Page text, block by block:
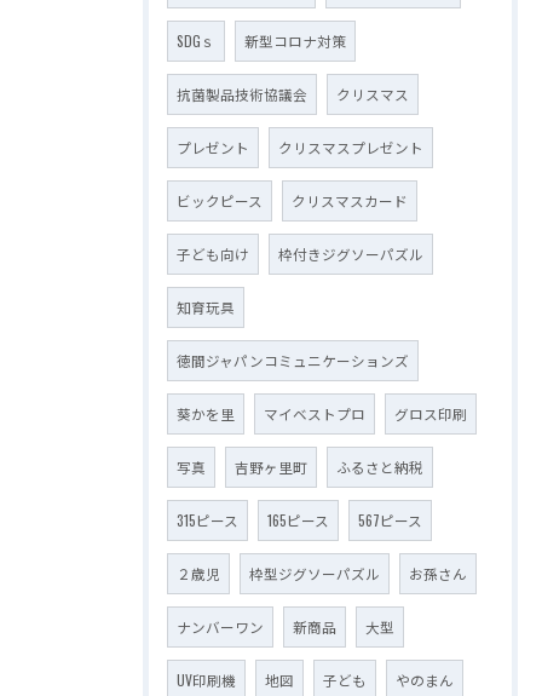
SDGｓ 新型コロナ対策
抗菌製品技術協議会 クリスマス
プレゼント クリスマスプレゼント
ビックピース クリスマスカード
子ども向け 枠付きジグソーパズル
知育玩具
徳間ジャパンコミュニケーションズ
葵かを里 マイベストプロ グロス印刷
写真 吉野ヶ里町 ふるさと納税
315ピース 165ピース 567ピース
２歳児 枠型ジグソーパズル お孫さん
ナンバーワン 新商品 大型
UV印刷機 地図 子ども やのまん